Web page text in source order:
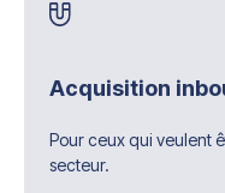
Acquisition
Pour ceux qui veulent
secteur.